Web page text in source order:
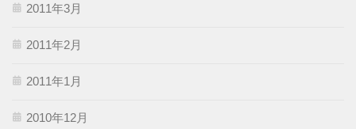
2011年3月
2011年2月
2011年1月
2010年12月